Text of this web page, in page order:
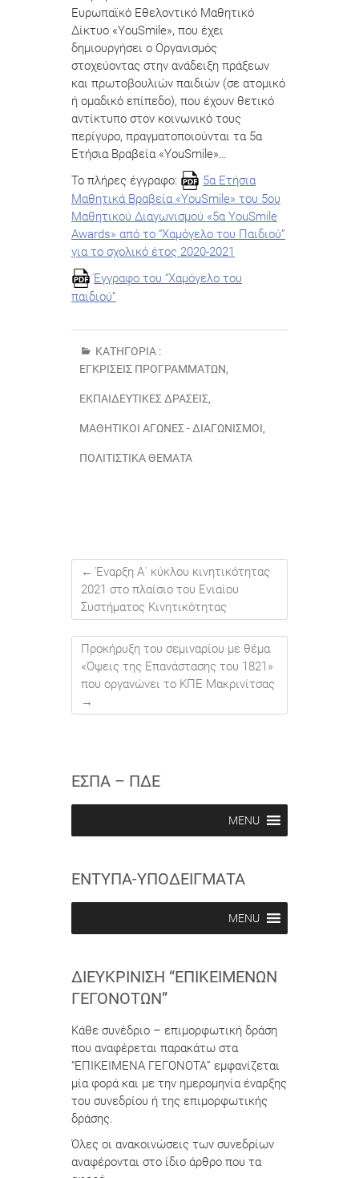
Ευρωπαϊκό Εθελοντικό Μαθητικό
Δίκτυο «YouSmile», που έχει
δημιουργήσει ο Οργανισμός
στοχεύοντας στην ανάδειξη πράξεων
και πρωτοβουλιών παιδιών (σε ατομικό
ή ομαδικό επίπεδο), που έχουν θετικό
αντίκτυπο στον κοινωνικό τους
περίγυρο, πραγματοποιούνται τα 5α
Ετήσια Βραβεία «YouSmile»…
Το πλήρες έγγραφο:
5α Ετήσια
Μαθητικά Βραβεία «YouSmile» του 5ου
Μαθητικού Διαγωνισμού «5α YouSmile
Awards» από το “Χαμόγελο του Παιδιού”
για το σχολικό έτος 2020-2021
Έγγραφο του “Χαμόγελο του
παιδιού”
ΚΑΤΗΓΟΡΊΑ :
ΕΓΚΡΊΣΕΙΣ ΠΡΟΓΡΑΜΜΆΤΩΝ,
ΕΚΠΑΙΔΕΥΤΙΚΈΣ ΔΡΆΣΕΙΣ,
ΜΑΘΗΤΙΚΟΊ ΑΓΏΝΕΣ - ΔΙΑΓΩΝΙΣΜΟΊ,
ΠΟΛΙΤΙΣΤΙΚΆ ΘΈΜΑΤΑ
← Έναρξη Α΄ κύκλου κινητικότητας
2021 στο πλαίσιο του Ενιαίου
Συστήματος Κινητικότητας
Προκήρυξη του σεμιναρίου με θέμα
«Όψεις της Επανάστασης του 1821»
που οργανώνει το ΚΠΕ Μακρινίτσας
→
ΕΣΠΑ – ΠΔΕ
MENU
ΕΝΤΥΠΑ-ΥΠΟΔΕΙΓΜΑΤΑ
MENU
ΔΙΕΥΚΡΊΝΙΣΗ “ΕΠΙΚΕΊΜΕΝΩΝ
ΓΕΓΟΝΌΤΩΝ”
Κάθε συνέδριο – επιμορφωτική δράση
που αναφέρεται παρακάτω στα
“ΕΠΙΚΕΙΜΕΝΑ ΓΕΓΟΝΟΤΑ” εμφανίζεται
μία φορά και με την ημερομηνία έναρξης
του συνεδρίου ή της επιμορφωτικής
δράσης.
Όλες οι ανακοινώσεις των συνεδρίων
αναφέρονται στο ίδιο άρθρο που τα